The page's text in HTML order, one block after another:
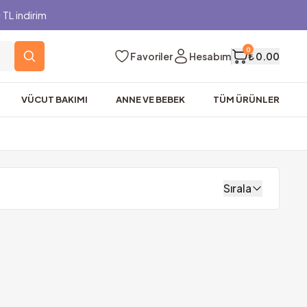
indirim
Favoriler Hesabım
0
₺ 0.00
VÜCUT BAKIMI ANNE VE BEBEK TÜM ÜRÜNLER
Sırala